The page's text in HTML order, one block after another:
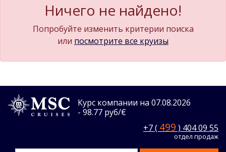
Ничего не найдено!
Попробуйте изменить критерии поиска
или посмотрите все круизы
Курс компании на 07.08.2026
- 98.77 руб/€
+7 ( 499 ) 404 09 55
отдел продаж